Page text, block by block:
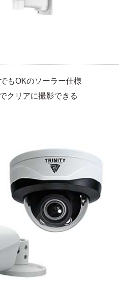
もOKのソーラー仕様
クリアに撮影できる